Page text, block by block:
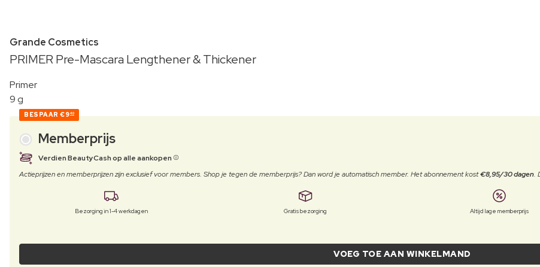
Grande Cosmetics
PRIMER Pre-Mascara Lengthener & Thickener
Primer
9 g
BESPAAR €940
Memberprijs
Verdien BeautyCash op alle aankopen
Actieprijzen en memberprijzen zijn exclusief voor members. Shop je tegen de memberprijs? Dan word je automatisch member. Het abonnement kost€8,95/30 dagen.
Bezorging in 1-4 werkdagen Gratis bezorging Altijd lage memberprijs
VOEG TOE AAN WINKELMAND